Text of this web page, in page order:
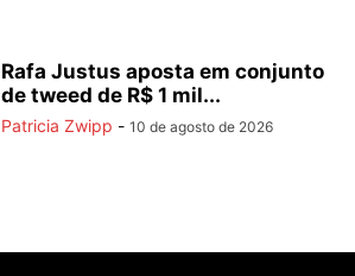
Rafa Justus aposta em conjunto
de tweed de R$ 1 mil...
Patricia Zwipp - 10 de agosto de 2026